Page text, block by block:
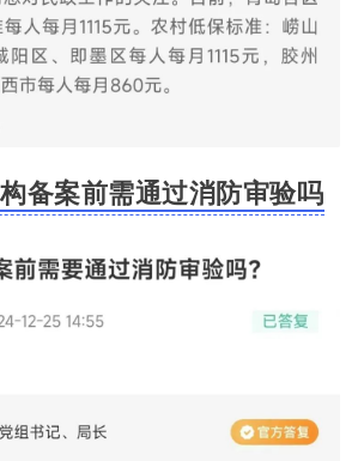
备案前需通过消防审验吗